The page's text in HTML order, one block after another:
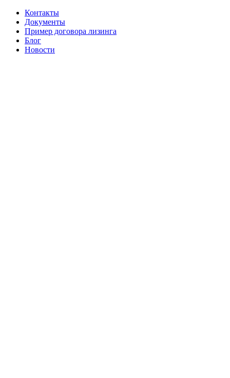
Контакты
Документы
Пример договора лизинга
Блог
Новости